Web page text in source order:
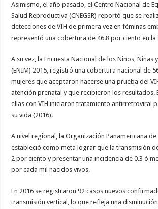
Asimismo, el año pasado, el Centro Nacional de
Salud Reproductiva (CNEGSR) reportó que se
detecciones de VIH de primera vez en féminas
representó una cobertura de 46.8 por ciento en la
A su vez, la Encuesta Nacional de los Niños, Niñas
(ENIM) 2015, registró una cobertura nacional de
mujeres que aceptaron hacerse una prueba del
atención prenatal y que recibieron los resultados.
ellas con VIH iniciaron tratamiento antirretroviral
su vida (2016).
A nivel regional, la Organización Panamericana de
estableció como meta lograr que la transmisión
2 por ciento y presentar una incidencia de 0.3 ó
por cada mil nacidos vivos.
En 2016 se registraron 92 casos nuevos
transmisión vertical, lo que refleja una